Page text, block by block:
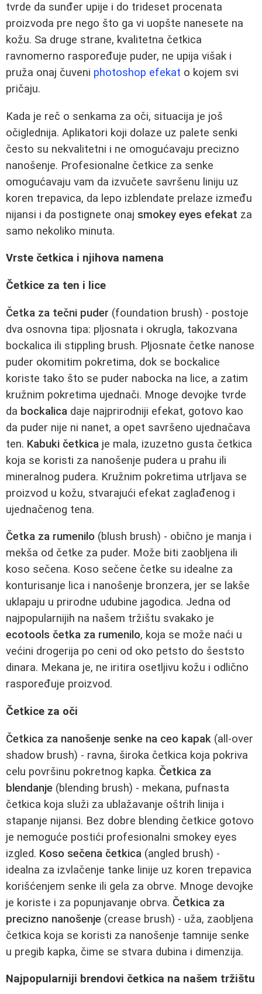
tvrde da sunđer upije i do trideset procenata
proizvoda pre nego što ga vi uopšte nanesete na
kožu. Sa druge strane, kvalitetna četkica
ravnomerno raspoređuje puder, ne upija višak i
pruža onaj čuveni photoshop efekat o kojem svi
pričaju.
Kada je reč o senkama za oči, situacija je još
očiglednija. Aplikatori koji dolaze uz palete senki
često su nekvalitetni i ne omogućavaju precizno
nanošenje. Profesionalne četkice za senke
omogućavaju vam da izvučete savršenu liniju uz
koren trepavica, da lepo izblendate prelaze između
nijansi i da postignete onaj smokey eyes efekat za
samo nekoliko minuta.
Vrste četkica i njihova namena
Četkice za ten i lice
Četka za tečni puder (foundation brush) - postoje
dva osnovna tipa: pljosnata i okrugla, takozvana
bockalica ili stippling brush. Pljosnate četke nanose
puder okomitim pokretima, dok se bockalice
koriste tako što se puder nabocka na lice, a zatim
kružnim pokretima ujednači. Mnoge devojke tvrde
da bockalica daje najprirodniji efekat, gotovo kao
da puder nije ni nanet, a opet savršeno ujednačava
ten. Kabuki četkica je mala, izuzetno gusta četkica
koja se koristi za nanošenje pudera u prahu ili
mineralnog pudera. Kružnim pokretima utrljava se
proizvod u kožu, stvarajući efekat zaglađenog i
ujednačenog tena.
Četka za rumenilo (blush brush) - obično je manja i
mekša od četke za puder. Može biti zaobljena ili
koso sečena. Koso sečene četke su idealne za
konturisanje lica i nanošenje bronzera, jer se lakše
uklapaju u prirodne udubine jagodica. Jedna od
najpopularnijih na našem tržištu svakako je
ecotools četka za rumenilo, koja se može naći u
većini drogerija po ceni od oko petsto do šeststo
dinara. Mekana je, ne iritira osetljivu kožu i odlično
raspoređuje proizvod.
Četkice za oči
Četkica za nanošenje senke na ceo kapak (all-over
shadow brush) - ravna, široka četkica koja pokriva
celu površinu pokretnog kapka. Četkica za
blendanje (blending brush) - mekana, pufnasta
četkica koja služi za ublažavanje oštrih linija i
stapanje nijansi. Bez dobre blending četkice gotovo
je nemoguće postići profesionalni smokey eyes
izgled. Koso sečena četkica (angled brush) -
idealna za izvlačenje tanke linije uz koren trepavica
korišćenjem senke ili gela za obrve. Mnoge devojke
je koriste i za popunjavanje obrva. Četkica za
precizno nanošenje (crease brush) - uža, zaobljena
četkica koja se koristi za nanošenje tamnije senke
u pregib kapka, čime se stvara dubina i dimenzija.
Najpopularniji brendovi četkica na našem tržištu